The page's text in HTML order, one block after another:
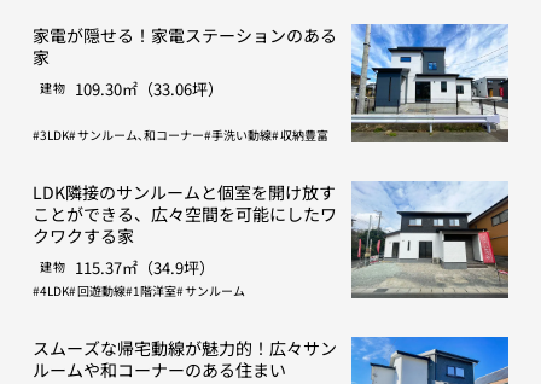
家電が隠せる！家電ステーションのある
家
建物 109.30㎡（33.06坪）
3LDK サンルーム､和コーナー 手洗い動線 収納豊富
LDK隣接のサンルームと個室を開け放す
ことができる、広々空間を可能にしたワ
クワクする家
建物 115.37㎡（34.9坪）
4LDK 回遊動線 1階洋室 サンルーム
スムーズな帰宅動線が魅力的！広々サン
ルームや和コーナーのある住まい